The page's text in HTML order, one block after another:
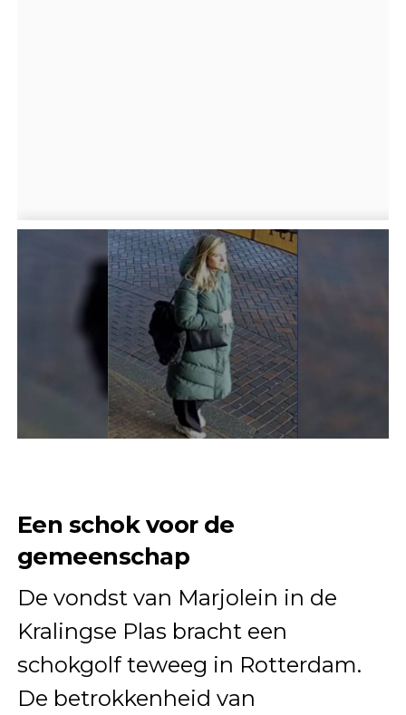
Een schok voor de
gemeenschap
De vondst van Marjolein in de
Kralingse Plas bracht een
schokgolf teweeg in Rotterdam.
De betrokkenheid van